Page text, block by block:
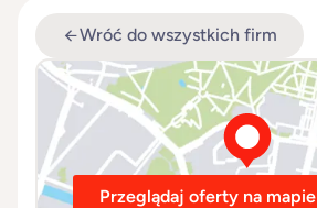
Wróć do wszystkich firm
Przeglądaj oferty na mapie